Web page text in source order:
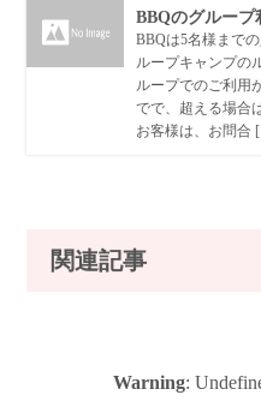
BBQのグループ
BBQは5名様まで
ループキャンプの
ループでのご利用
でで、超える場合
お客様は、お問合
関連記事
Warning: